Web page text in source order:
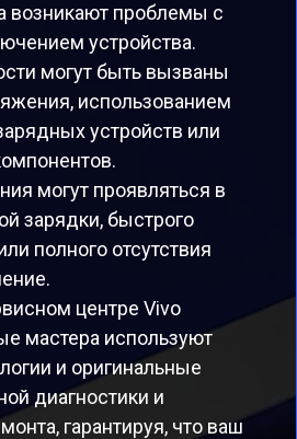
возникают проблемы с
устройства.
могут быть вызваны
использованием
устройств или
могут проявляться в
зарядки, быстрого
полного отсутствия
центре Vivo
мастера используют
и оригинальные
диагностики и
гарантируя, что ваш